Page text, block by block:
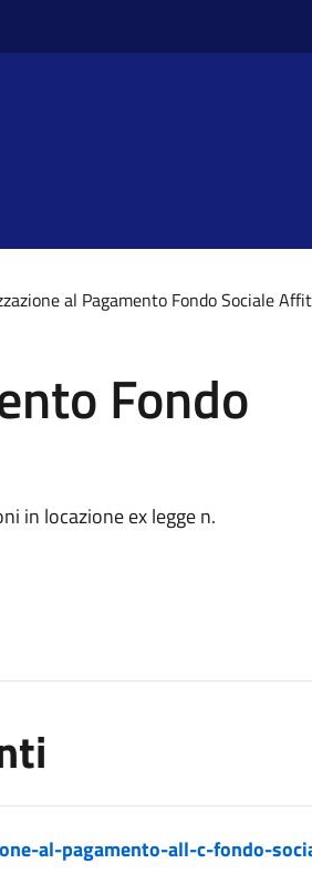
al Pagamento Fondo Sociale
Fondo
in locazione ex legge n.
al-pagamento-all-c-fondo-